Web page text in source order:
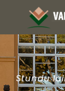
Stundu